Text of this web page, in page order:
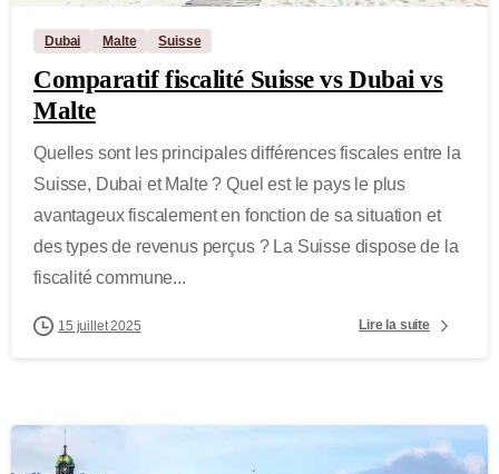
Dubai Malte Suisse
Comparatif fiscalité Suisse vs Dubai vs
Malte
Quelles sont les principales différences fiscales entre la
Suisse, Dubai et Malte ? Quel est le pays le plus
avantageux fiscalement en fonction de sa situation et
des types de revenus perçus ? La Suisse dispose de la
fiscalité commune...
15 juillet 2025 Lire la suite